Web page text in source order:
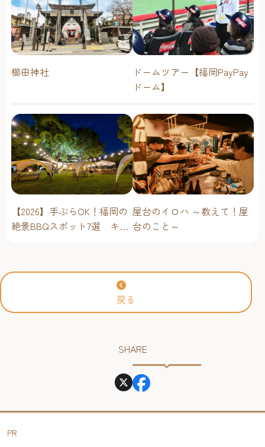
櫛田神社
ドームツアー【福岡PayPay
ドーム】
【2026】手ぶらOK！福岡の
絶景BBQスポット7選 キャ
屋台のイロハ ～教えて！屋
台のこと～
戻る
SHARE
PR